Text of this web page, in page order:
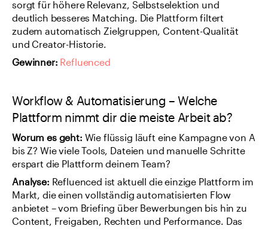
sorgt für höhere Relevanz, Selbstselektion und
deutlich besseres Matching. Die Plattform filtert
zudem automatisch Zielgruppen, Content-Qualität
und Creator-Historie.
Gewinner: Refluenced
Workflow & Automatisierung – Welche
Plattform nimmt dir die meiste Arbeit ab?
Worum es geht: Wie flüssig läuft eine Kampagne von A
bis Z? Wie viele Tools, Dateien und manuelle Schritte
erspart die Plattform deinem Team?
Analyse: Refluenced ist aktuell die einzige Plattform im
Markt, die einen vollständig automatisierten Flow
anbietet – vom Briefing über Bewerbungen bis hin zu
Content, Freigaben, Rechten und Performance. Das